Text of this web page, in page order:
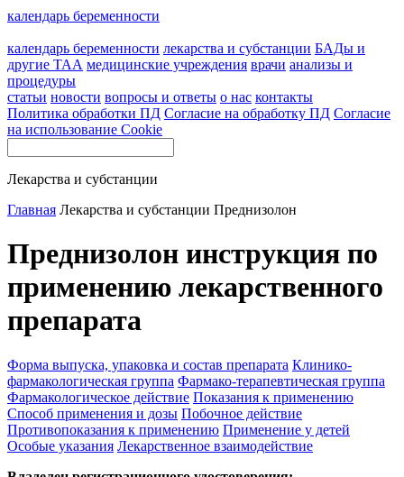
календарь беременности
календарь беременности лекарства и субстанции БАДы и
другие ТАА медицинские учреждения врачи анализы и
процедуры
статьи новости вопросы и ответы о нас контакты
Политика обработки ПД Согласие на обработку ПД Согласие
на использование Cookie
Лекарства и субстанции
Главная Лекарства и субстанции Преднизолон
Преднизолон инструкция по
применению лекарственного
препарата
Форма выпуска, упаковка и состав препарата Клинико-
фармакологическая группа Фармако-терапевтическая группа
Фармакологическое действие Показания к применению
Способ применения и дозы Побочное действие
Противопоказания к применению Применение у детей
Особые указания Лекарственное взаимодействие